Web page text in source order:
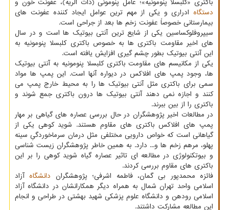
باکتری «کلبسلا پنومونیه»؛ عامل پنومونی (ذات الریه)، عفونت خون و
دستگاه ادراری و یکی از مهم ترین عوامل ایجاد کننده عفونت های
بیمارستانی خصوصاً عفونت زخم ها بعد از جراحی است.
سیپروفلوکساسین یکی از شایع ترین آنتی بیوتیک ها است و در سال
های اخیر مقاومت باکتری ها به خصوص باکتری کلبسلا پنومونیه به
این آنتی بیوتیک بطور چشم گیری افزایش یافته است.
یکی از مکانیسم های مقاومت باکتری کلبسلا پنومونیه به آنتی بیوتیک
ها، وجود پمپ های افلاکس در دیواره آنها است. این پمپ ها مواد
سمی برای باکتری مثل آنتی بیوتیک ها را به محیط خارج پمپ می
کنند و اجازه نمی دهند آنتی بیوتیک ها درون باکتری جمع شوند و
باکتری را از بین ببرند.
در مطالعات اخیر پژوهشگران در حال بررسی عصاره های گیاهی بر مهار
پمپ های افلاکس باکتری های مقاوم هستند. شوید کوهی یکی از
گیاهانی است که خواص دارویی مختلفی مثل درمان سرماخوردگیِ سینه
پهلو، مرهم زخم ها و... دارد. به همین خاطر پژوهشگران زیست شناسی
و بیوتکنولوژی در مطالعه ای تاثیر عصاره گیاه شوید کوهی را بر این
باکتری های مقاوم بررسی کردند.
فائزه محمدپور بی گمان، فاطمه اشرفی؛ پژوهشگران دانشگاه آزاد
اسلامی واحد تهران شمال به همراه دیگر همکارانشان در دانشگاه آزاد
اسلامی رودهن و دانشگاه علوم پزشکی شهید بهشتی در طراحی و انجام
این مطالعه مشارکت داشتند.